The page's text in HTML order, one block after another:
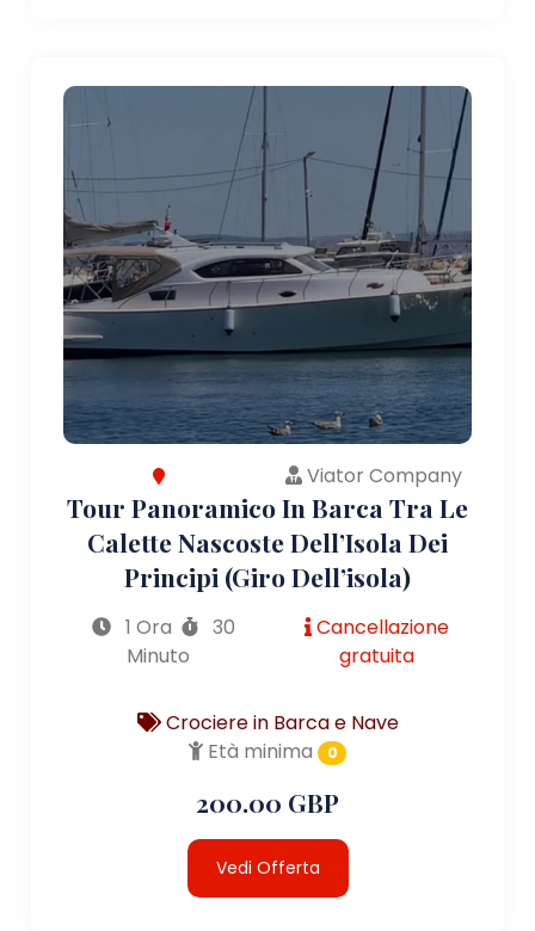
Viator Company
Tour Panoramico In Barca Tra Le
Calette Nascoste Dell’Isola Dei
Principi (giro Dell’isola)
1 Ora
30
Minuto
Cancellazione
gratuita
Crociere in Barca e Nave
Età minima
0
200.00 GBP
Vedi Offerta